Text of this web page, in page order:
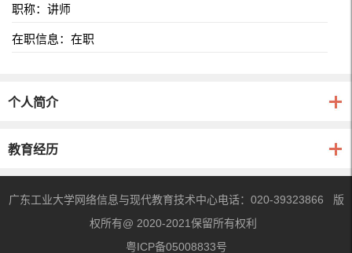
职称：讲师
在职信息：在职
个人简介
教育经历
广东工业大学网络信息与现代教育技术中心电话：020-39323866 版
权所有@ 2020-2021保留所有权利
粤ICP备05008833号